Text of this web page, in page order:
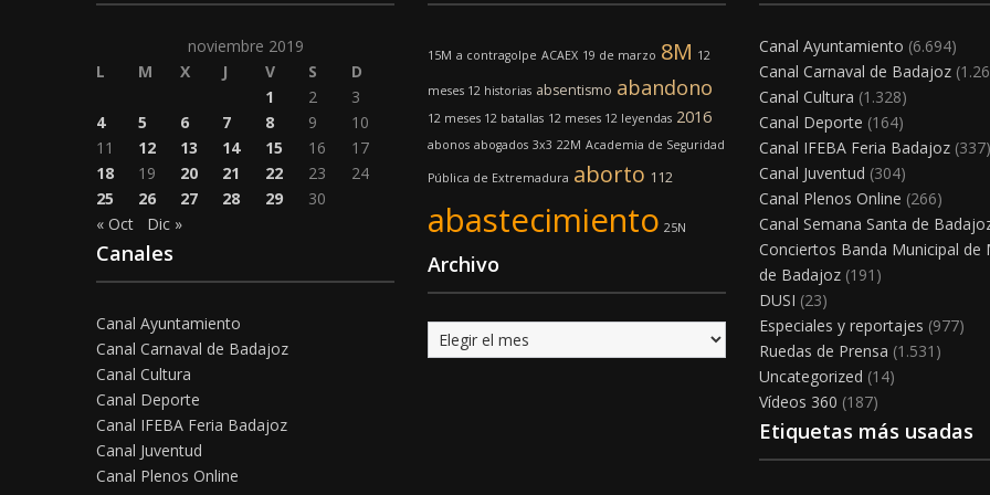
noviembre 2019
L
M X J V S
D
1
2
3
4
5 6 7 8 9
10
11
12 13 14 15 16
17
18
19 20 21 22 23
24
25
26 27 28 29
30
« Oct
Dic »
Canales
Canal Ayuntamiento
Canal Carnaval de Badajoz
Canal Cultura
Canal Deporte
Canal IFEBA Feria Badajoz
Canal Juventud
Canal Plenos Online
15M a contragolpe ACAEX 19 de marzo 8M 12
meses 12 historias absentismo abandono
12 meses 12 batallas 12 meses 12 leyendas 2016
abonos abogados 3x3 22M Academia de Seguridad
Pública de Extremadura aborto 112
abastecimiento 25N
Archivo
Archivo
Canal Ayuntamiento (6.694)
Canal Carnaval de Badajoz
Canal Cultura (1.328)
Canal Deporte (164)
Canal IFEBA Feria Badajoz (337)
Canal Juventud (304)
Canal Plenos Online (266)
Canal Semana Santa de
Conciertos Banda Municipal de
de Badajoz (191)
DUSI (23)
Especiales y reportajes (977)
Ruedas de Prensa (1.531)
Uncategorized (14)
Vídeos 360 (187)
Etiquetas más usadas